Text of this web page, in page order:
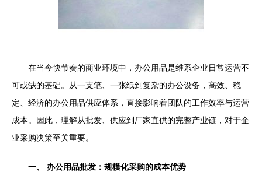
在当今快节奏的商业环境中，办公用品是维系企业日常运营不
可或缺的基础。从一支笔、一张纸到复杂的办公设备，高效、稳
定、经济的办公用品供应体系，直接影响着团队的工作效率与运营
成本。因此，理解从批发、供应到厂家直供的完整产业链，对于企
业采购决策至关重要。
一、 办公用品批发：规模化采购的成本优势